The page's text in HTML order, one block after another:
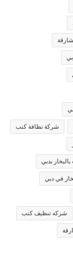
شركة نظافة كنب
بدبي
في دبي
شركه تنظيف كنب